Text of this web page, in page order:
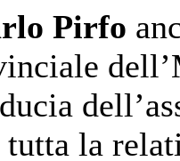
Pirfo
la